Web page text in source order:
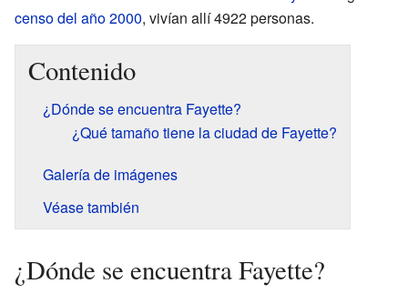
censo del año 2000, vivían allí 4922 personas.
Contenido
¿Dónde se encuentra Fayette?
¿Qué tamaño tiene la ciudad de Fayette?
Galería de imágenes
Véase también
¿Dónde se encuentra Fayette?